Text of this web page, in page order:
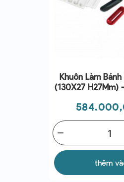
Khuôn Làm
(130X27 H27Mm)
Giá
remove
thêm